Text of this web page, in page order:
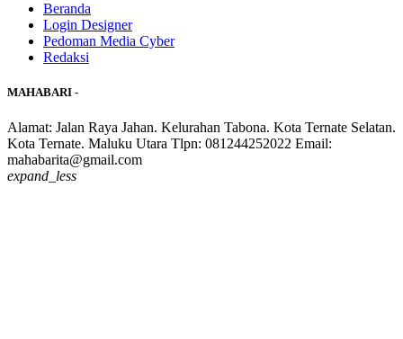
Beranda
Login Designer
Pedoman Media Cyber
Redaksi
MAHABARI -
Alamat: Jalan Raya Jahan. Kelurahan Tabona. Kota Ternate Selatan.
Kota Ternate. Maluku Utara Tlpn: 081244252022 Email:
mahabarita@gmail.com
expand_less